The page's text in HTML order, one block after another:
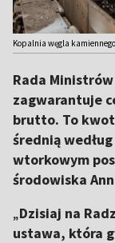
Kopalnia węgla
Rada
zagwarantuje
brutto. To
średnią
wtorkowym
środowiska
„Dzisiaj na
ustawa, która